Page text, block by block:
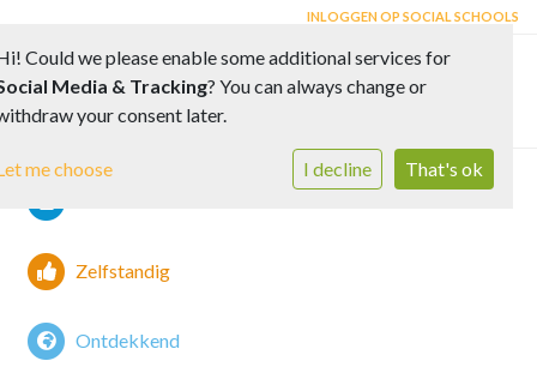
INLOGGEN OP SOCIAL SCHOOLS
Zelfstandig
Ontdekkend
Could we please enable some additional services for
Media & Tracking? You can always change or
your consent later.
me choose I decline That's ok